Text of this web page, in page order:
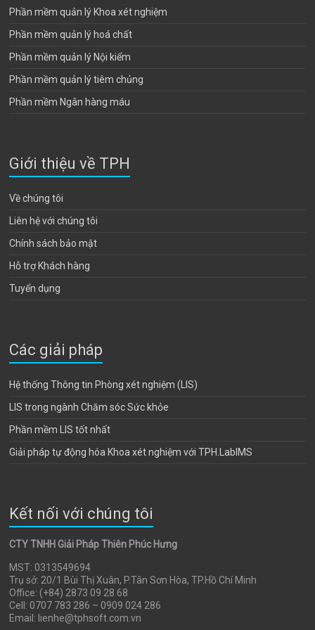
Phần mềm quản lý Khoa xét nghiệm
Phần mềm quản lý hoá chất
Phần mềm quản lý Nội kiểm
Phần mềm quản lý tiêm chủng
Phần mềm Ngân hàng máu
Giới thiệu về TPH
Về chúng tôi
Liên hệ với chúng tôi
Chính sách bảo mật
Hỗ trợ Khách hàng
Tuyển dụng
Các giải pháp
Hệ thống Thông tin Phòng xét nghiệm (LIS)
LIS trong ngành Chăm sóc Sức khỏe
Phần mềm LIS tốt nhất
Giải pháp tự động hóa Khoa xét nghiệm với TPH.LabIMS
Kết nối với chúng tôi
CTY TNHH Giải Pháp Thiên Phúc Hưng
MST: 0313549694
Trụ sở: 20/1 Bùi Thị Xuân, P.Tân Sơn Hòa, TP.Hồ Chí Minh
Office: (+84) 2873 09 28 68
Cell: 0707 783 286 – 0909 024 286
Email: lienhe@tphsoft.com.vn